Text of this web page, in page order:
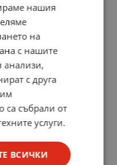
нашия
на
с нашите
анализи,
с друга
са събрали от
услуги.
ВСИЧКИ